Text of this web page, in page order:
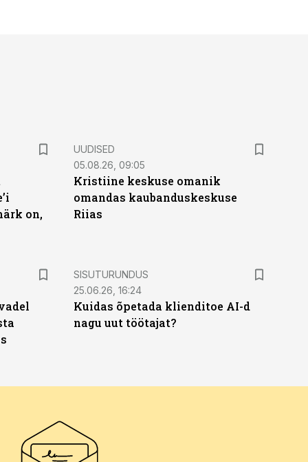
on,
UUDISED
05.08.26, 09:05
Kristiine keskuse omanik
omandas kaubanduskeskuse
Riias
ST
SISUTURUNDUS
25.06.26, 16:24
Kuidas õpetada klienditoe AI-d
nagu uut töötajat?